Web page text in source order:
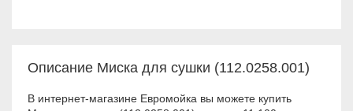
Описание Миска для сушки (112.0258.001)
В интернет-магазине Евромойка вы можете купить